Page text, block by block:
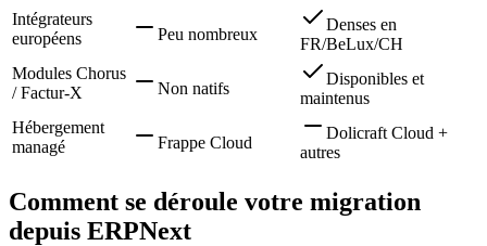
Intégrateurs
européens
Peu nombreux
Denses en
FR/BeLux/CH
Modules Chorus
/ Factur-X
Non natifs
Disponibles et
maintenus
Hébergement
managé
Frappe Cloud
Dolicraft Cloud +
autres
Comment se déroule votre migration
depuis ERPNext